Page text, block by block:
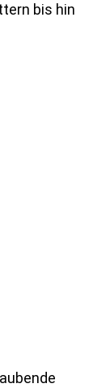
bis hin